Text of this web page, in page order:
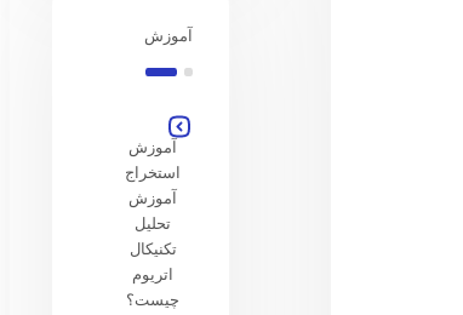
آموزش
آموزش
استخراج
آموزش
تحلیل
تکنیکال
اتریوم
چیست؟